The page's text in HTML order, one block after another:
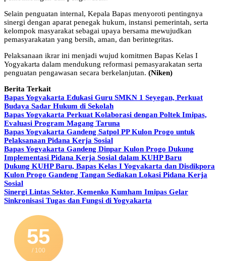
Selain penguatan internal, Kepala Bapas menyoroti pentingnya
sinergi dengan aparat penegak hukum, instansi pemerintah, serta
kelompok masyarakat sebagai upaya bersama mewujudkan
pemasyarakatan yang bersih, aman, dan berintegritas.
Pelaksanaan ikrar ini menjadi wujud komitmen Bapas Kelas I
Yogyakarta dalam mendukung reformasi pemasyarakatan serta
penguatan pengawasan secara berkelanjutan. (Niken)
Berita Terkait
Bapas Yogyakarta Edukasi Guru SMKN 1 Seyegan, Perkuat
Budaya Sadar Hukum di Sekolah
Bapas Yogyakarta Perkuat Kolaborasi dengan Poltek Imipas,
Evaluasi Program Magang Taruna
Bapas Yogyakarta Gandeng Satpol PP Kulon Progo untuk
Pelaksanaan Pidana Kerja Sosial
Bapas Yogyakarta Gandeng Dinpar Kulon Progo Dukung
Implementasi Pidana Kerja Sosial dalam KUHP Baru
Dukung KUHP Baru, Bapas Kelas I Yogyakarta dan Disdikpora
Kulon Progo Gandeng Tangan Sediakan Lokasi Pidana Kerja
Sosial
Sinergi Lintas Sektor, Kemenko Kumham Imipas Gelar
Sinkronisasi Tugas dan Fungsi di Yogyakarta
55
/ 100